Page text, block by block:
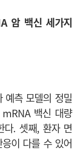
암 백신 세가지
예측 모델의 정밀
백신 대량
다. 셋째, 환자 면
이 다를 수 있어